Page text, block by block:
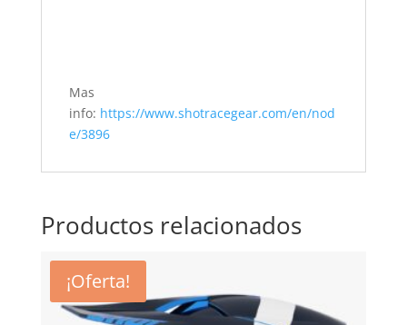
Mas
info: https://www.shotracegear.com/en/nod
e/3896
Productos relacionados
¡Oferta!